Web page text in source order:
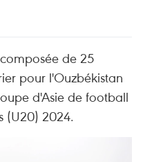
de 25
pour l'Ouzbékistan
d'Asie de football
(U20) 2024.